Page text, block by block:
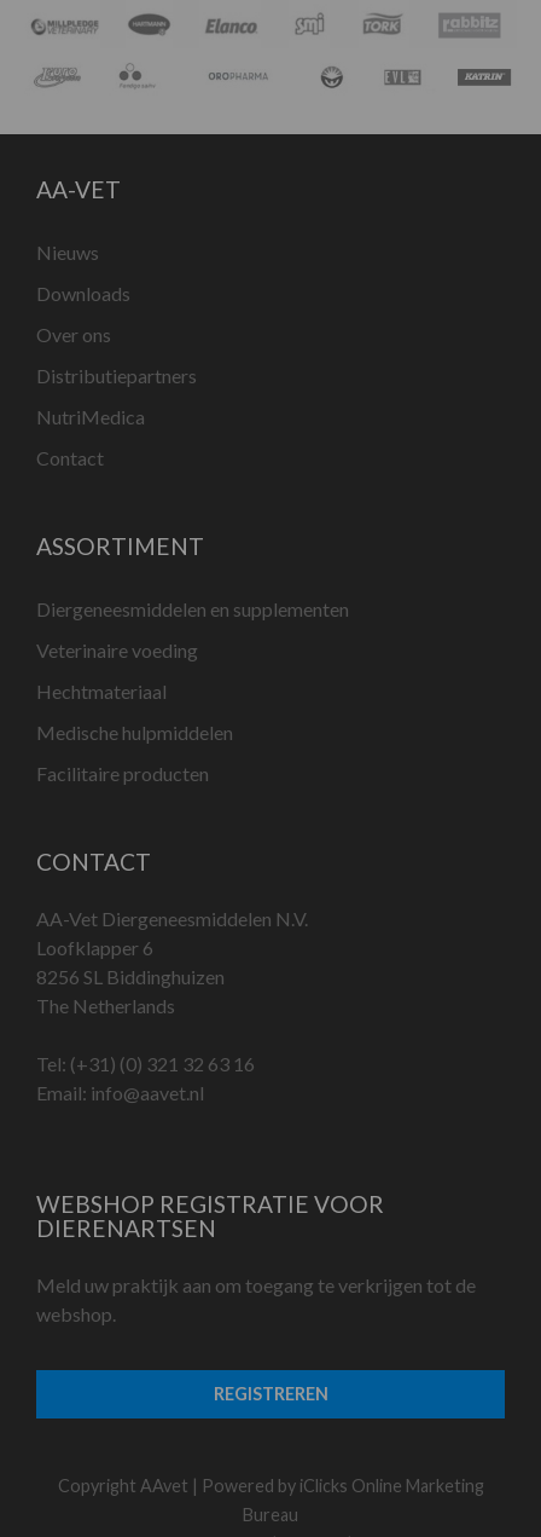
AA-VET
Nieuws
Downloads
Over ons
Distributiepartners
NutriMedica
Contact
ASSORTIMENT
Diergeneesmiddelen en supplementen
Veterinaire voeding
Hechtmateriaal
Medische hulpmiddelen
Facilitaire producten
CONTACT
AA-Vet Diergeneesmiddelen N.V.
Loofklapper 6
8256 SL Biddinghuizen
The Netherlands
Tel: (+31) (0) 321 32 63 16
Email: info@aavet.nl
WEBSHOP REGISTRATIE VOOR
DIERENARTSEN
Meld uw praktijk aan om toegang te verkrijgen tot de
webshop.
REGISTREREN
Copyright AAvet | Powered by iClicks Online Marketing
Bureau